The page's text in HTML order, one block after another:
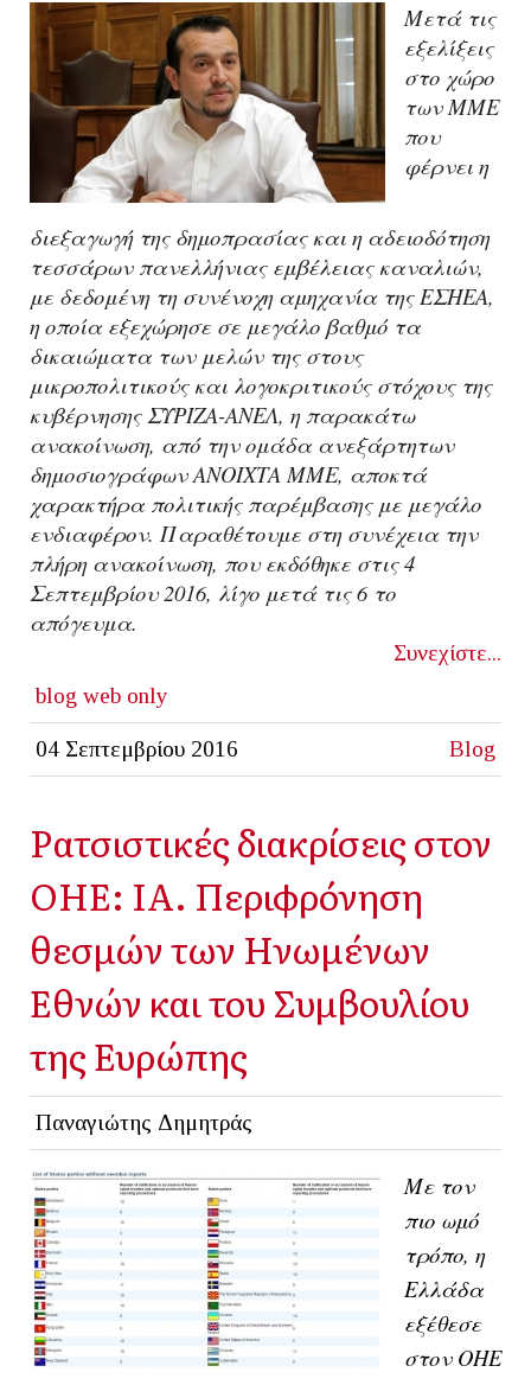
Mετά τις
εξελίξεις
στο χώρο
των ΜΜΕ
που
φέρνει η
διεξαγωγή της δημοπρασίας και η αδειοδότηση
τεσσάρων πανελλήνιας εμβέλειας καναλιών,
με δεδομένη τη συνένοχη αμηχανία της ΕΣΗΕΑ,
η οποία εξεχώρησε σε μεγάλο βαθμό τα
δικαιώματα των μελών της στους
μικροπολιτικούς και λογοκριτικούς στόχους της
κυβέρνησης ΣΥΡΙΖΑ-ΑΝΕΛ, η παρακάτω
ανακοίνωση, από την ομάδα ανεξάρτητων
δημοσιογράφων ΑΝΟΙΧΤΑ ΜΜΕ, αποκτά
χαρακτήρα πολιτικής παρέμβασης με μεγάλο
ενδιαφέρον. Παραθέτουμε στη συνέχεια την
πλήρη ανακοίνωση, που εκδόθηκε στις 4
Σεπτεμβρίου 2016, λίγο μετά τις 6 το
απόγευμα.
Συνεχίστε...
blog web only
04 Σεπτεμβρίου 2016 Blog
Ρατσιστικές διακρίσεις στον
ΟΗΕ: ΙΑ. Περιφρόνηση
θεσμών των Ηνωμένων
Εθνών και του Συμβουλίου
της Ευρώπης
Παναγιώτης Δημητράς
Με τον
πιο ωμό
τρόπο, η
Ελλάδα
εξέθεσε
στον ΟΗΕ